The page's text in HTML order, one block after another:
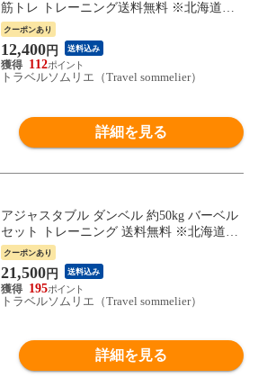
筋トレ トレーニング送料無料 ※北海道、
沖縄県、離島を除く 【ロジ発送】 トラベ
ルソムリエ w-tre5
クーポンあり
12,400円 送料込み
112
トラベルソムリエ（Travel sommelier）
詳細を見る
アジャスタブル ダンベル 約50kg バーベル
セット トレーニング 送料無料 ※北海道、
沖縄県、離島を除く 【ロジ発送】 トラベ
ルソムリエ w-tre5
クーポンあり
21,500円 送料込み
195
トラベルソムリエ（Travel sommelier）
詳細を見る